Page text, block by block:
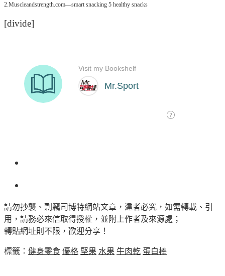
2.Muscleandstrength.com—smart snacking 5 healthy snacks
[divide]
請勿抄襲、剽竊司博特網站文章，違者必究，如需轉載、引
用，請務必來信取得授權，並附上作者及來源處；
轉貼網址則不限，歡迎分享！
標籤： 健身零食 優格 堅果 水果 牛肉乾 蛋白棒